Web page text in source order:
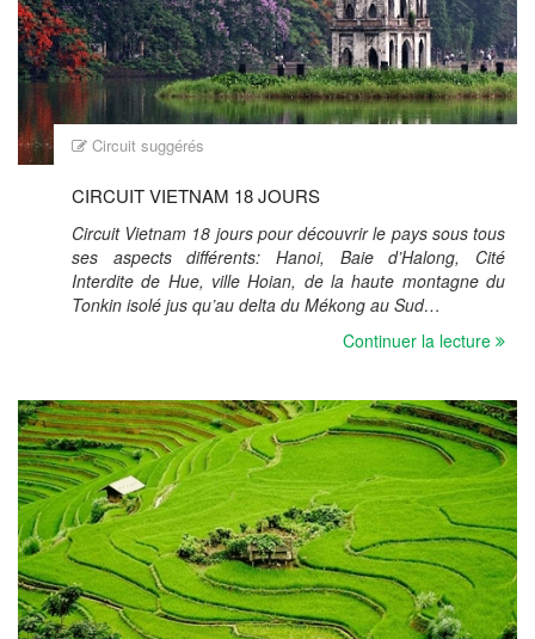
Circuit suggérés
CIRCUIT VIETNAM 18 JOURS
Circuit Vietnam 18 jours pour découvrir le pays sous tous
ses aspects différents: Hanoi, Baie d’Halong, Cité
Interdite de Hue, ville Hoian, de la haute montagne du
Tonkin isolé jus qu’au delta du Mékong au Sud…
Continuer la lecture